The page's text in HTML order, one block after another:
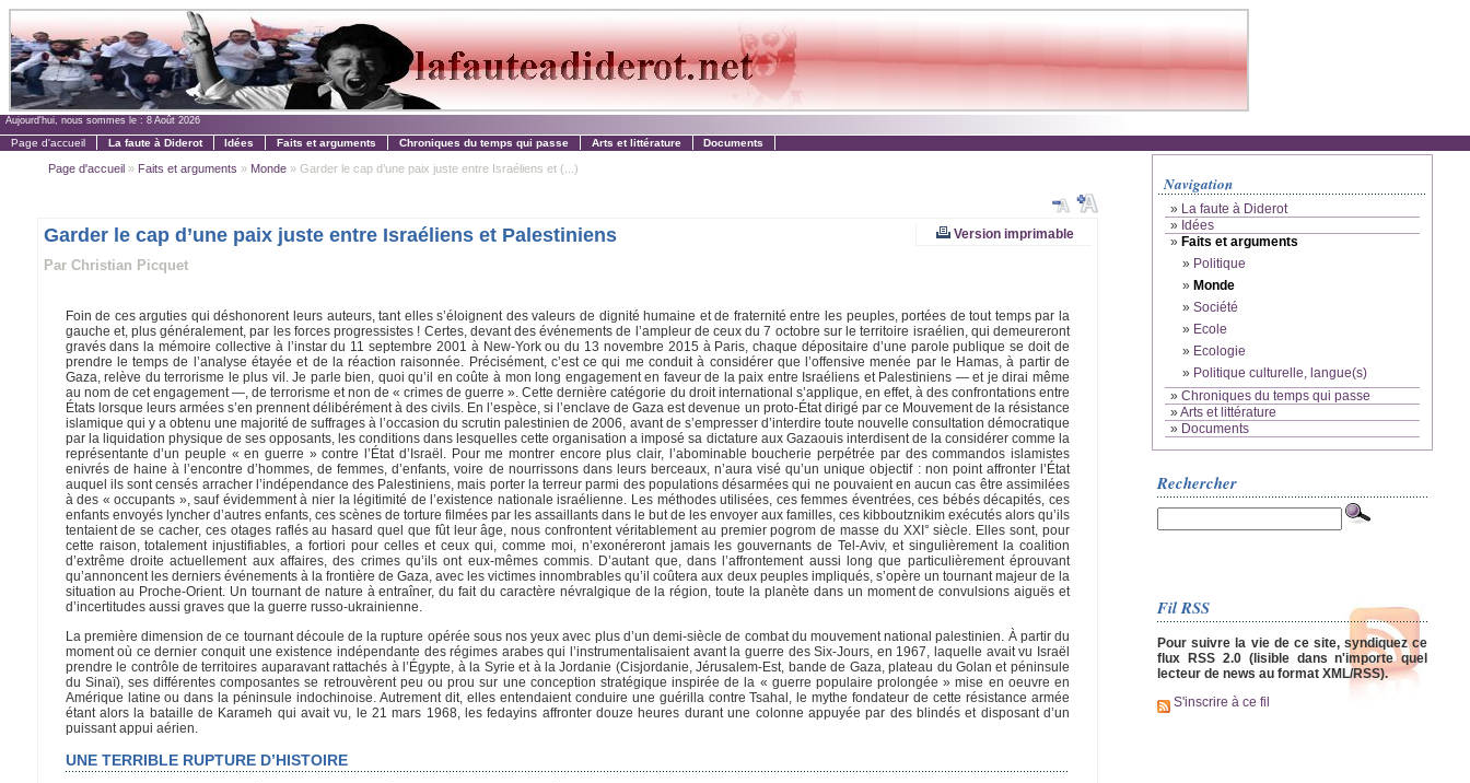
Aujourd'hui, nous sommes le : 8 Août 2026
Page d'accueil La faute à Diderot Idées Faits et arguments Chroniques du temps qui passe Arts et littérature Documents
Page d'accueil» Faits et arguments » Monde» Garder le cap d’une paix juste entre Israéliens et (...)
Version imprimable
Garder le cap d’une paix juste entre Israéliens et Palestiniens
Par Christian Picquet
Foin de ces arguties qui déshonorent leurs auteurs, tant elles s’éloignent des valeurs de dignité humaine et de fraternité entre les peuples, portées de tout temps par la
gauche et, plus généralement, par les forces progressistes ! Certes, devant des événements de l’ampleur de ceux du 7 octobre sur le territoire israélien, qui demeureront
gravés dans la mémoire collective à l’instar du 11 septembre 2001 à New-York ou du 13 novembre 2015 à Paris, chaque dépositaire d’une parole publique se doit de
prendre le temps de l’analyse étayée et de la réaction raisonnée. Précisément, c’est ce qui me conduit à considérer que l’offensive menée par le Hamas, à partir de
Gaza, relève du terrorisme le plus vil. Je parle bien, quoi qu’il en coûte à mon long engagement en faveur de la paix entre Israéliens et Palestiniens — et je dirai même
au nom de cet engagement —, de terrorisme et non de « crimes de guerre ». Cette dernière catégorie du droit international s’applique, en effet, à des confrontations entre
États lorsque leurs armées s’en prennent délibérément à des civils. En l’espèce, si l’enclave de Gaza est devenue un proto-État dirigé par ce Mouvement de la résistance
islamique qui y a obtenu une majorité de suffrages à l’occasion du scrutin palestinien de 2006, avant de s’empresser d’interdire toute nouvelle consultation démocratique
par la liquidation physique de ses opposants, les conditions dans lesquelles cette organisation a imposé sa dictature aux Gazaouis interdisent de la considérer comme la
représentante d’un peuple « en guerre » contre l’État d’Israël. Pour me montrer encore plus clair, l’abominable boucherie perpétrée par des commandos islamistes
enivrés de haine à l’encontre d’hommes, de femmes, d’enfants, voire de nourrissons dans leurs berceaux, n’aura visé qu’un unique objectif : non point affronter l’État
auquel ils sont censés arracher l’indépendance des Palestiniens, mais porter la terreur parmi des populations désarmées qui ne pouvaient en aucun cas être assimilées
à des « occupants », sauf évidemment à nier la légitimité de l’existence nationale israélienne. Les méthodes utilisées, ces femmes éventrées, ces bébés décapités, ces
enfants envoyés lyncher d’autres enfants, ces scènes de torture filmées par les assaillants dans le but de les envoyer aux familles, ces kibboutznikim exécutés alors qu’ils
tentaient de se cacher, ces otages raflés au hasard quel que fût leur âge, nous confrontent véritablement au premier pogrom de masse du XXI° siècle. Elles sont, pour
cette raison, totalement injustifiables, a fortiori pour celles et ceux qui, comme moi, n’exonéreront jamais les gouvernants de Tel-Aviv, et singulièrement la coalition
d’extrême droite actuellement aux affaires, des crimes qu’ils ont eux-mêmes commis. D’autant que, dans l’affrontement aussi long que particulièrement éprouvant
qu’annoncent les derniers événements à la frontière de Gaza, avec les victimes innombrables qu’il coûtera aux deux peuples impliqués, s’opère un tournant majeur de la
situation au Proche-Orient. Un tournant de nature à entraîner, du fait du caractère névralgique de la région, toute la planète dans un moment de convulsions aiguës et
d’incertitudes aussi graves que la guerre russo-ukrainienne.
La première dimension de ce tournant découle de la rupture opérée sous nos yeux avec plus d’un demi-siècle de combat du mouvement national palestinien. À partir du
moment où ce dernier conquit une existence indépendante des régimes arabes qui l’instrumentalisaient avant la guerre des Six-Jours, en 1967, laquelle avait vu Israël
prendre le contrôle de territoires auparavant rattachés à l’Égypte, à la Syrie et à la Jordanie (Cisjordanie, Jérusalem-Est, bande de Gaza, plateau du Golan et péninsule
du Sinaï), ses différentes composantes se retrouvèrent peu ou prou sur une conception stratégique inspirée de la « guerre populaire prolongée » mise en oeuvre en
Amérique latine ou dans la péninsule indochinoise. Autrement dit, elles entendaient conduire une guérilla contre Tsahal, le mythe fondateur de cette résistance armée
étant alors la bataille de Karameh qui avait vu, le 21 mars 1968, les fedayins affronter douze heures durant une colonne appuyée par des blindés et disposant d’un
puissant appui aérien.
UNE TERRIBLE RUPTURE D’HISTOIRE
Navigation
» La faute à Diderot
» Idées
» Faits et arguments
» Politique
» Monde
» Société
» Ecole
» Ecologie
» Politique culturelle, langue(s)
» Chroniques du temps qui passe
»Arts et littérature
» Documents
Rechercher
Fil RSS
Pour suivre la vie de ce site, syndiquez ce
flux RSS 2.0 (lisible dans n'importe quel
lecteur de news au format XML/RSS).
S'inscrire à ce fil